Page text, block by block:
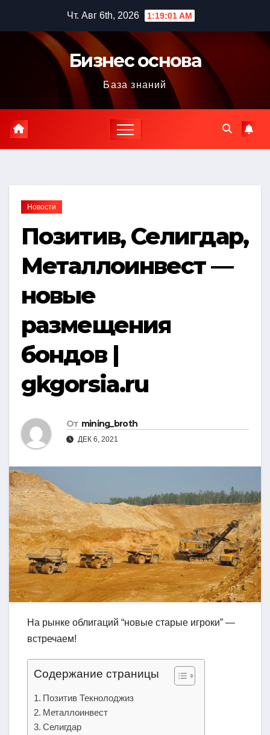
содержимому
Чт. Авг 6th, 2026 1:19:03 AM
Бизнес основа
База знаний
Новости
Позитив, Селигдар,
Металлоинвест —
новые
размещения
бондов |
gkgorsia.ru
От mining_broth
ДЕК 6, 2021
На рынке облигаций “новые старые игроки” —
встречаем!
Содержание страницы
Позитив Текнолоджиз
Металлоинвест
Селигдар